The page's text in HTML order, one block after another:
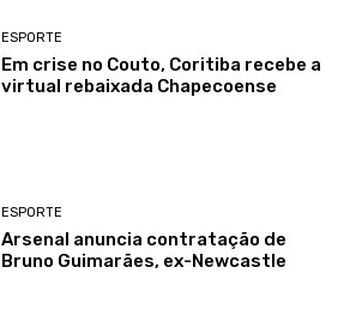
ESPORTE
Em crise no Couto, Coritiba recebe a
virtual rebaixada Chapecoense
ESPORTE
Arsenal anuncia contratação de
Bruno Guimarães, ex-Newcastle